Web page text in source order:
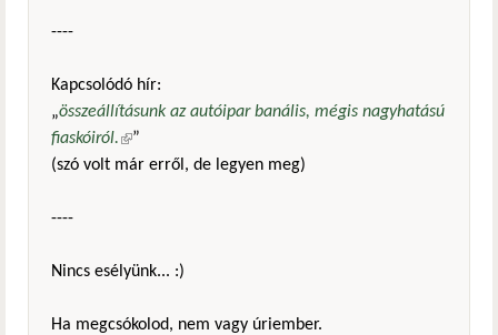
----
Kapcsolódó hír:
„összeállításunk az autóipar banális, mégis nagyhatású
fiaskóiról.(külső hivatkozás)
”
(szó volt már erről, de legyen meg)
----
Nincs esélyünk... :)
Ha megcsókolod, nem vagy úriember.